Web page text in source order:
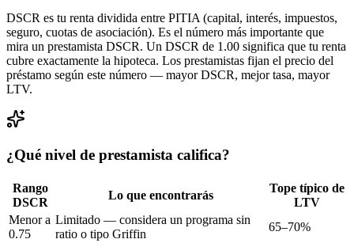
DSCR es tu renta dividida entre PITIA (capital, interés, impuestos,
seguro, cuotas de asociación). Es el número más importante que
mira un prestamista DSCR. Un DSCR de 1.00 significa que tu renta
cubre exactamente la hipoteca. Los prestamistas fijan el precio del
préstamo según este número — mayor DSCR, mejor tasa, mayor
LTV.
¿Qué nivel de prestamista califica?
Rango
DSCR
Lo que encontrarás
Tope típico de
LTV
Menor a
0.75
Limitado — considera un programa sin
ratio o tipo Griffin
65–70%